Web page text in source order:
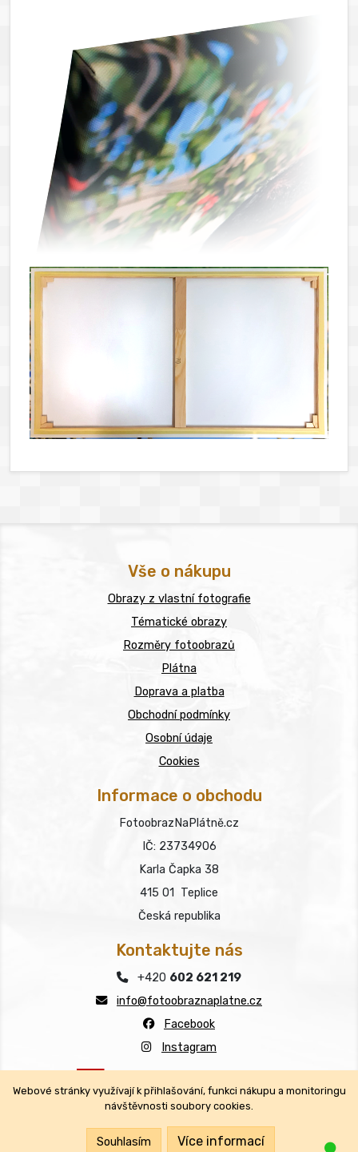
Kontaktujte nás
+420 602 621 219
info@fotoobraznaplatne.cz
Facebook
Instagram
Všechna práva vyhrazena.
Vše o nákupu
Obrazy z vlastní fotografie
Tématické obrazy
Rozměry fotoobrazů
Plátna
Doprava a platba
Obchodní podmínky
Osobní údaje
Cookies
Informace o obchodu
FotoobrazNaPlátně.cz
IČ: 23734906
Karla Čapka 38
415 01 Teplice
Česká republika
Webové stránky využívají k přihlašování, funkci nákupu a monitoringu
návštěvnosti soubory cookies.
Souhlasím Více informací